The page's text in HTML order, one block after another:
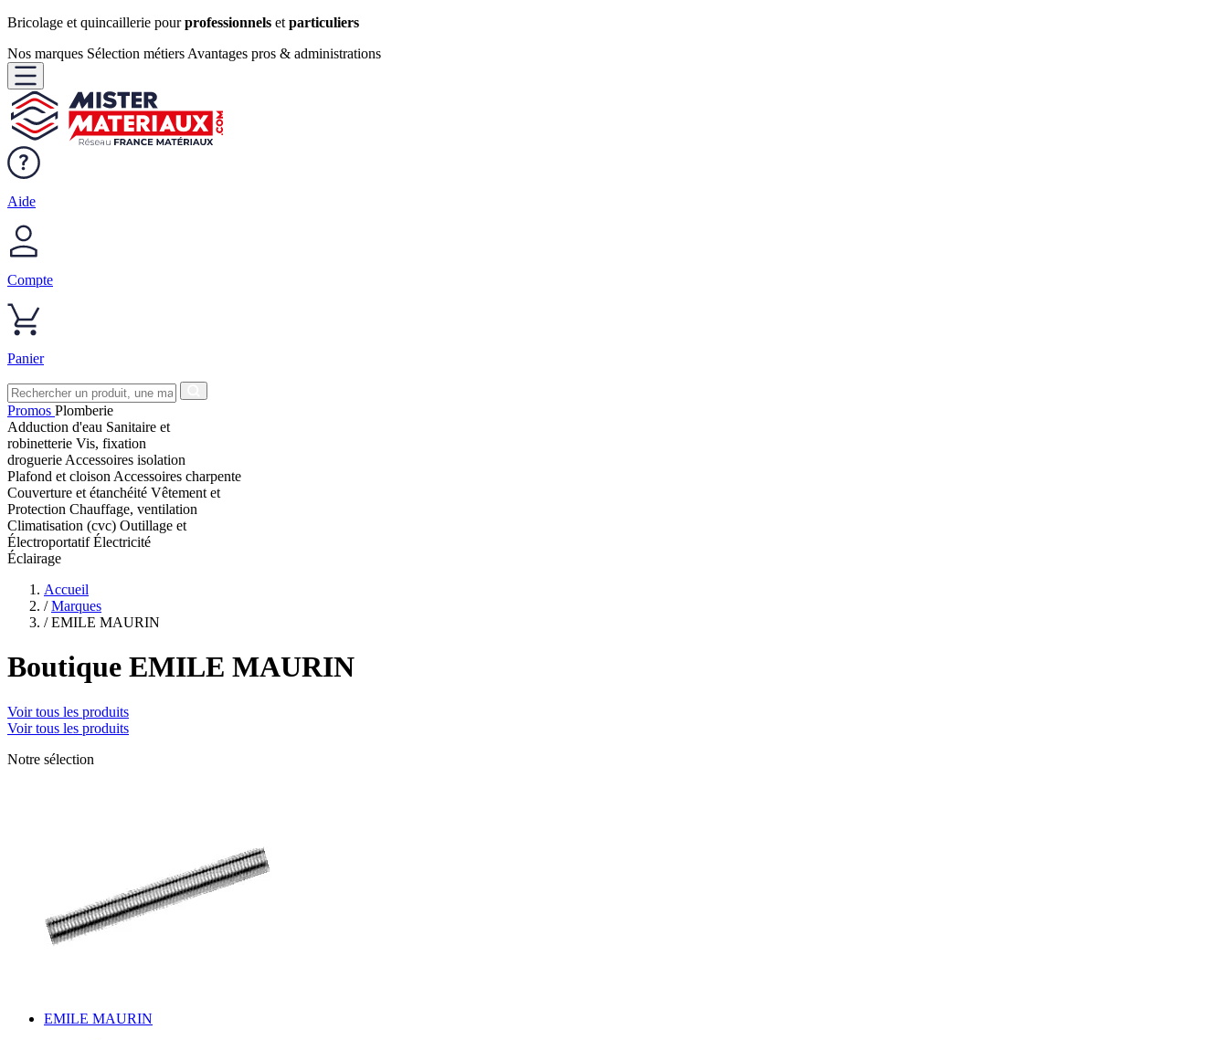
Bricolage et quincaillerie pourprofessionnels et particuliers
Nos marques Sélection métiers Avantages pros & administrations
Aide
Compte
Panier
Promos Plomberie
Adduction d'eau Sanitaire et
robinetterie Vis, fixation
droguerie Accessoires isolation
Plafond et cloison Accessoires charpente
Couverture et étanchéité Vêtement et
Protection Chauffage, ventilation
Climatisation (cvc) Outillage et
ÉlectroportatifÉlectricité
Éclairage
Accueil
/ Marques
/ EMILE MAURIN
Boutique EMILE MAURIN
Voir tous les produits
Voir tous les produits
Notre sélection
EMILE MAURIN